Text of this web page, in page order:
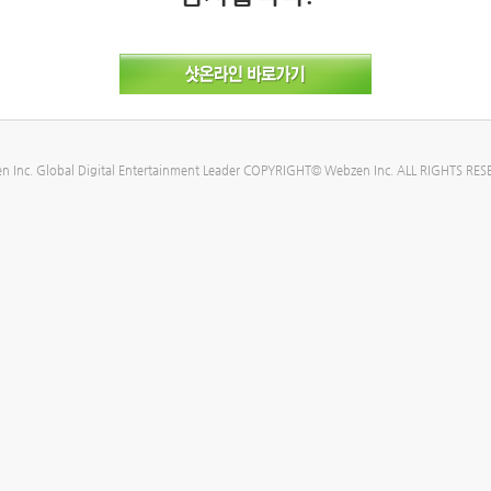
Inc. Global Digital Entertainment Leader COPYRIGHT© Webzen Inc. ALL RIGHTS